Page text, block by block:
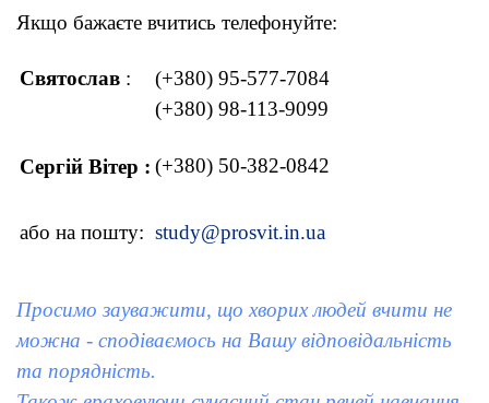
Якщо бажаєте вчитись телефонуйте:
Святослав :
(+380) 95-577-7084
(+380) 98-113-9099
Сергій Вітер : (+380) 50-382-0842
або на пошту: study@prosvit.in.ua
Просимо зауважити, що хворих людей вчити не
можна - сподіваємось на Вашу відповідальність
та порядність.